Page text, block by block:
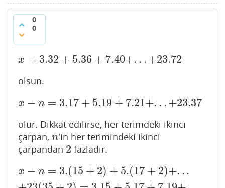
0
0
x = 3.32 + 5.36 + 7.40+. . .+23.72
x=3.32 +5.36 +7.40+...+23.72
olsun.
x − n = 3.17 + 5.19 + 7.21+. . .+23.37
x− n=3.17+ 5.19+ 7.21+...+23.37
olur. Dikkat edilirse, her terimdeki ikinci
çarpan, n
n'in her terimindeki ikinci
çarpandan 2
2 fazladır.
x − n = 3.(15 + 2) + 5.(17 + 2)+. ..
x− n= 3. 15 +2)+5. 17 +2 +.. +23(35+2 )=3.15+